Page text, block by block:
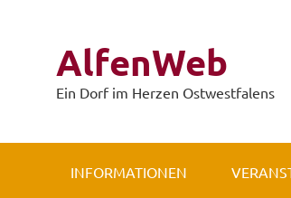
AlfenWeb
Ein Dorf im Herzen Ostwestfalens
INFORMATIONEN